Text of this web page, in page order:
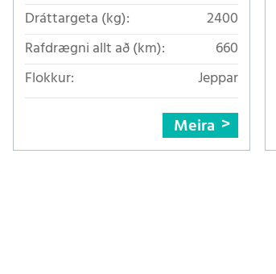
Dráttargeta (kg):
2400
Rafdrægni allt að (km):
660
Flokkur:
Jeppar
Meira